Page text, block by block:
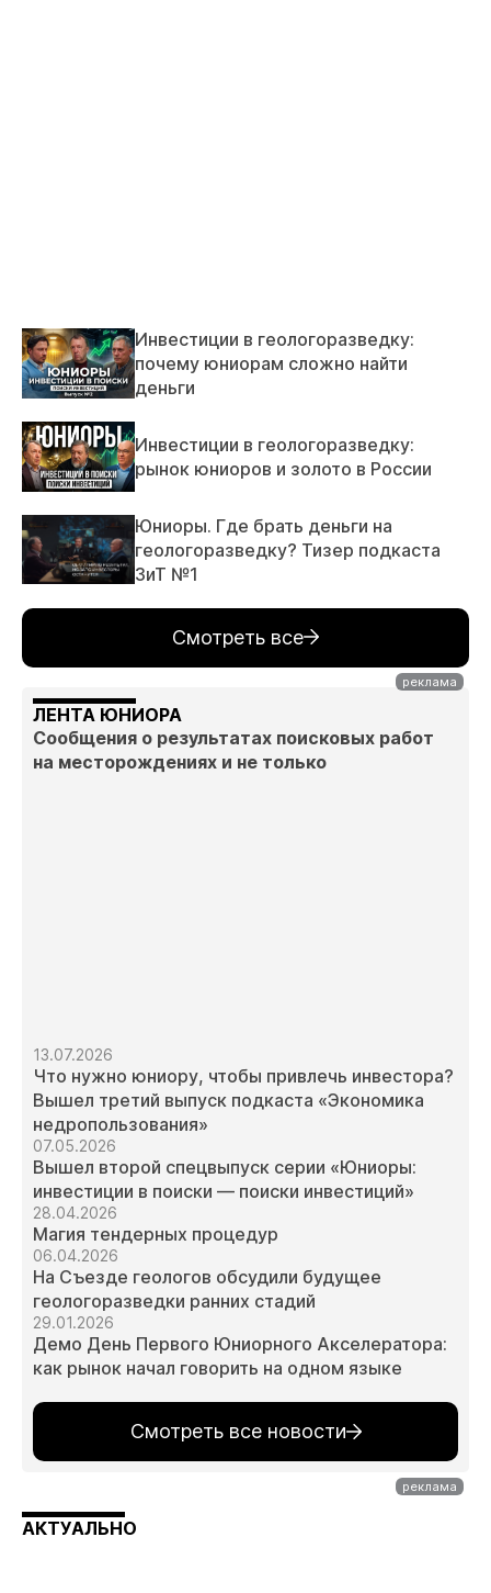
Инвестиции в геологоразведку:
почему юниорам сложно найти
деньги
Инвестиции в геологоразведку:
рынок юниоров и золото в России
Юниоры. Где брать деньги на
геологоразведку? Тизер подкаста
ЗиТ №1
Смотреть все
ЛЕНТА ЮНИОРА
Сообщения о результатах поисковых работ
на месторождениях и не только
13.07.2026
Что нужно юниору, чтобы привлечь инвестора?
Вышел третий выпуск подкаста «Экономика
недропользования»
07.05.2026
Вышел второй спецвыпуск серии «Юниоры:
инвестиции в поиски — поиски инвестиций»
28.04.2026
Магия тендерных процедур
06.04.2026
На Съезде геологов обсудили будущее
геологоразведки ранних стадий
29.01.2026
Демо День Первого Юниорного Акселератора:
как рынок начал говорить на одном языке
Смотреть все новости
АКТУАЛЬНО